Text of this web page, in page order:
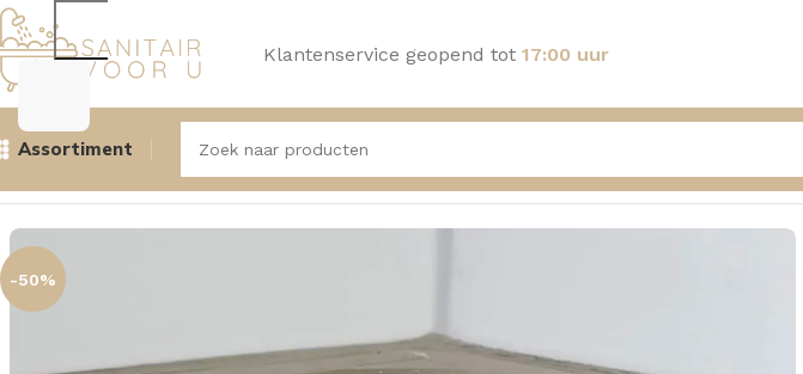
Klantenservice geopend tot 17:00 uur
Assortiment
Sifons Aquasense Sifon Lavendel Gun Metal
-50%